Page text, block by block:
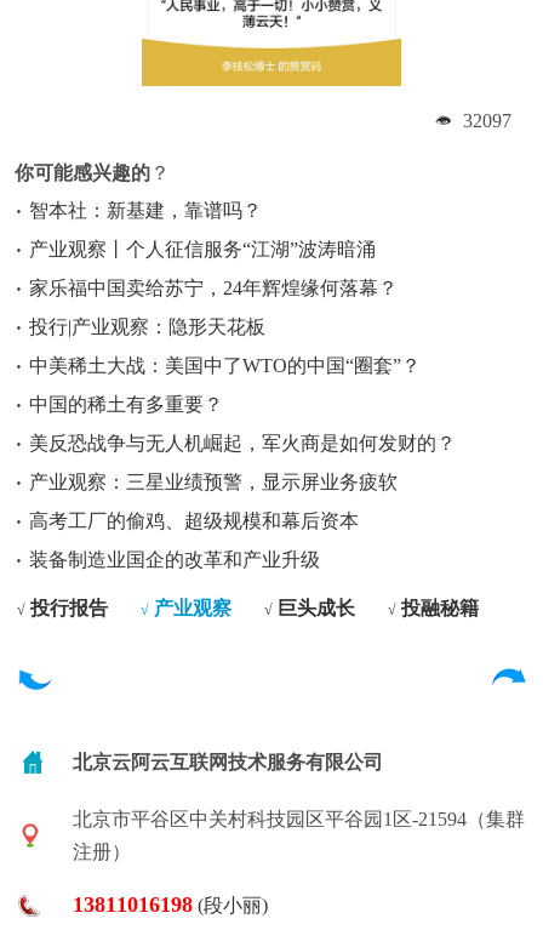
32097
你可能感兴趣的 ？
智本社：新基建，靠谱吗？
产业观察丨个人征信服务“江湖”波涛暗涌
家乐福中国卖给苏宁，24年辉煌缘何落幕？
投行|产业观察：隐形天花板
中美稀土大战：美国中了WTO的中国“圈套”？
中国的稀土有多重要？
美反恐战争与无人机崛起，军火商是如何发财的？
产业观察：三星业绩预警，显示屏业务疲软
高考工厂的偷鸡、超级规模和幕后资本
装备制造业国企的改革和产业升级
√ 投行报告 √ 产业观察 √ 巨头成长 √ 投融秘籍
北京云阿云互联网技术服务有限公司
北京市平谷区中关村科技园区平谷园1区-21594（集群
注册）
13811016198 (段小丽)